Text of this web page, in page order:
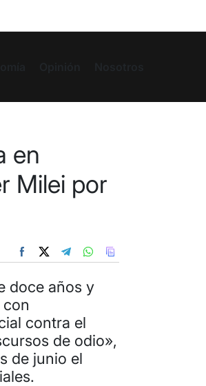
en
Milei por
doce años y
contra el
de odio»,
de junio el